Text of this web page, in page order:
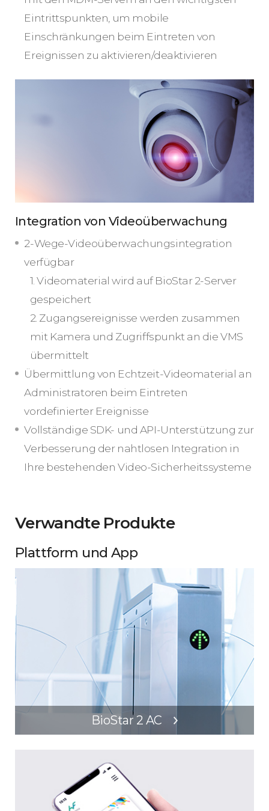
Eintrittspunkten, um mobile
Einschränkungen beim Eintreten von
Ereignissen zu aktivieren/deaktivieren
Integration von Videoüberwachung
2-Wege-Videoüberwachungsintegration
verfügbar
1. Videomaterial wird auf BioStar 2-Server
gespeichert
2. Zugangsereignisse werden zusammen
mit Kamera und Zugriffspunkt an die VMS
übermittelt
Übermittlung von Echtzeit-Videomaterial an
Administratoren beim Eintreten
vordefinierter Ereignisse
Vollständige SDK- und API-Unterstützung zur
Verbesserung der nahtlosen Integration in
Ihre bestehenden Video-Sicherheitssysteme
Verwandte Produkte
Plattform und App
BioStar 2 AC